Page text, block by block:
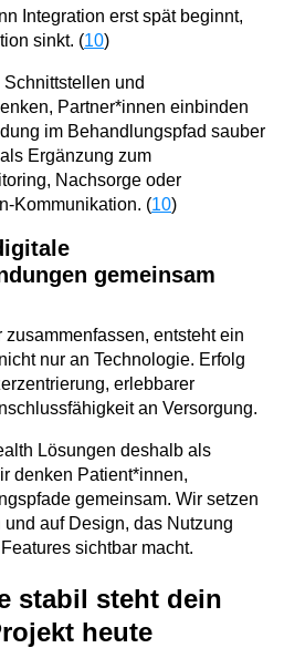
Integration erst spät beginnt,
sinkt. (10)
Schnittstellen und
Partner*innen einbinden
im Behandlungspfad sauber
Ergänzung zum
Nachsorge oder
Kommunikation. (10)
gemeinsam
entsteht ein
nur an Technologie. Erfolg
erlebbarer
an Versorgung.
Lösungen deshalb als
denken Patient*innen,
gemeinsam. Wir setzen
auf Design, das Nutzung
sichtbar macht.
stabil steht dein
heute